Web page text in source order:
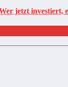
jetzt investiert,